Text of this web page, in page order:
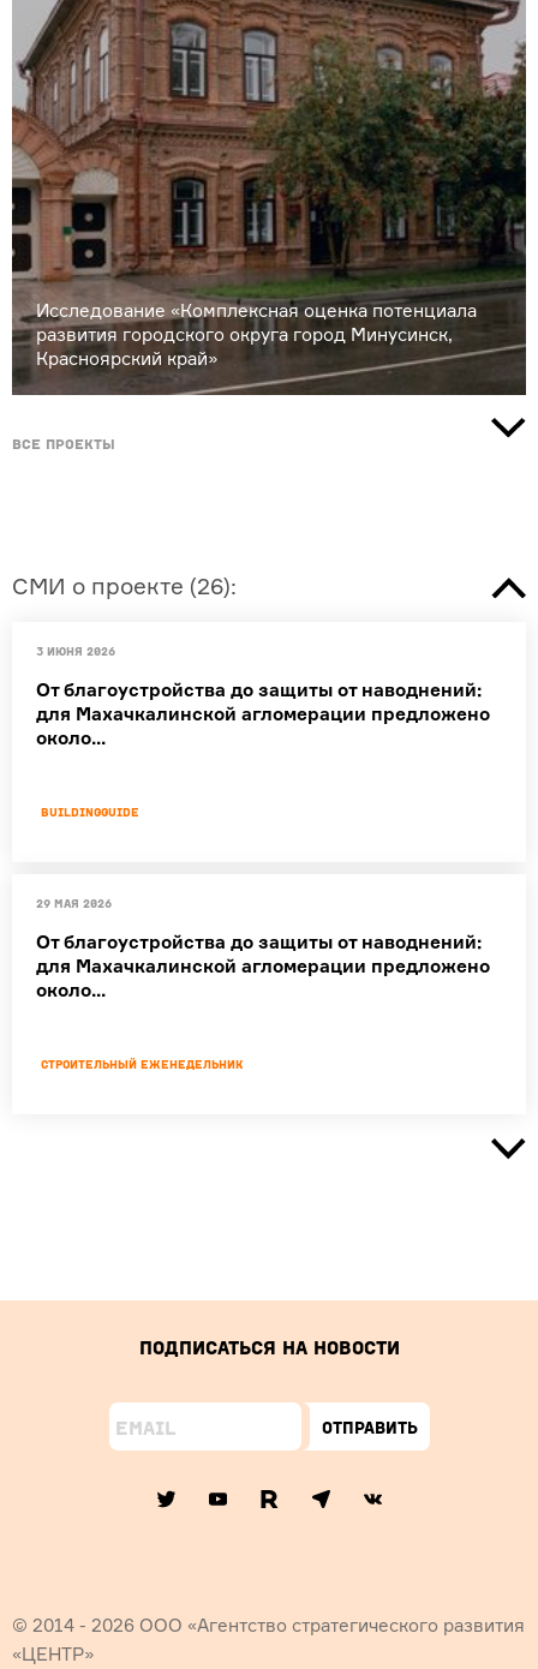
Исследование «Комплексная оценка потенциала
развития городского округа город Минусинск,
Красноярский край»
Все проекты
СМИ о проекте (26):
3 июня 2026
От благоустройства до защиты от наводнений:
для Махачкалинской агломерации предложено
около...
buildingguide
29 мая 2026
От благоустройства до защиты от наводнений:
для Махачкалинской агломерации предложено
около...
Строительный еженедельник
Подписаться на новости
Отправить
© 2014 - 2026 ООО «Агентство стратегического развития
«ЦЕНТР»